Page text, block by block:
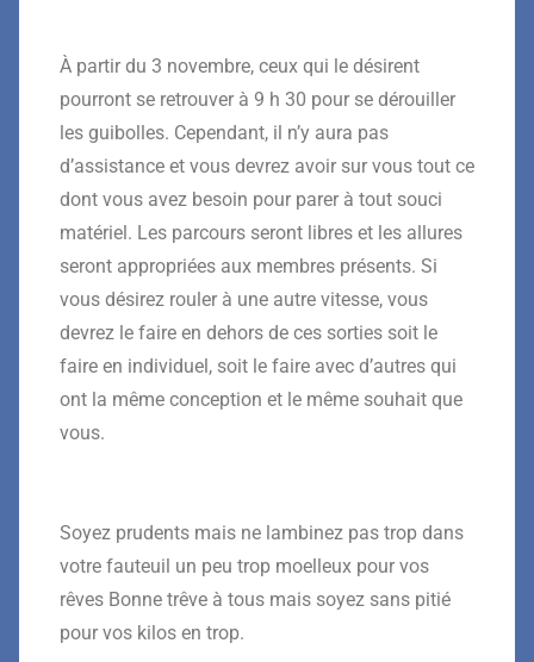
À partir du 3 novembre, ceux qui le désirent
pourront se retrouver à 9 h 30 pour se dérouiller
les guibolles. Cependant, il n’y aura pas
d’assistance et vous devrez avoir sur vous tout ce
dont vous avez besoin pour parer à tout souci
matériel. Les parcours seront libres et les allures
seront appropriées aux membres présents. Si
vous désirez rouler à une autre vitesse, vous
devrez le faire en dehors de ces sorties soit le
faire en individuel, soit le faire avec d’autres qui
ont la même conception et le même souhait que
vous.
Soyez prudents mais ne lambinez pas trop dans
votre fauteuil un peu trop moelleux pour vos
rêves Bonne trêve à tous mais soyez sans pitié
pour vos kilos en trop.